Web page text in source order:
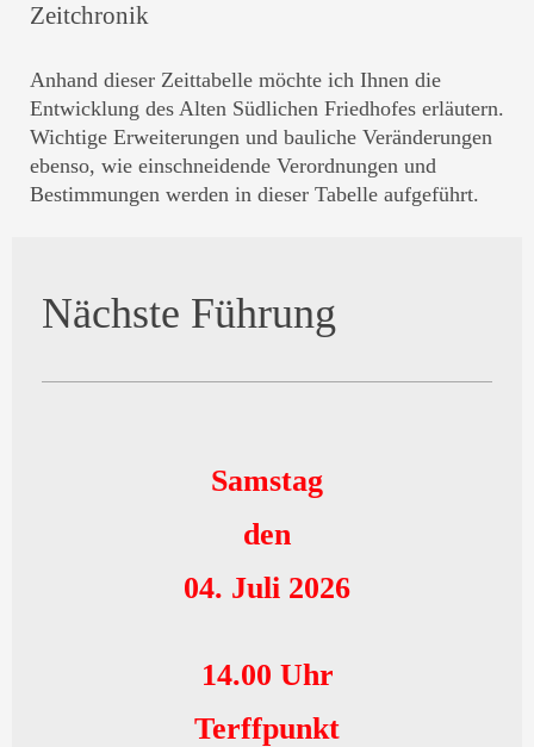
Zeitchronik
Anhand dieser Zeittabelle möchte ich Ihnen die
Entwicklung des Alten Südlichen Friedhofes erläutern.
Wichtige Erweiterungen und bauliche Veränderungen
ebenso, wie einschneidende Verordnungen und
Bestimmungen werden in dieser Tabelle aufgeführt.
Nächste Führung
Samstag
den
04. Juli 2026
14.00 Uhr
Terffpunkt